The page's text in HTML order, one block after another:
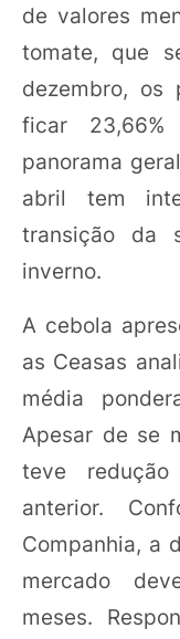
de valores
tomate, que
dezembro, os
ficar 23,66%
panorama
abril tem
transição da
inverno.
A cebola
as Ceasas
média
Apesar de se
teve
anterior.
Companhia, a
mercado
meses.